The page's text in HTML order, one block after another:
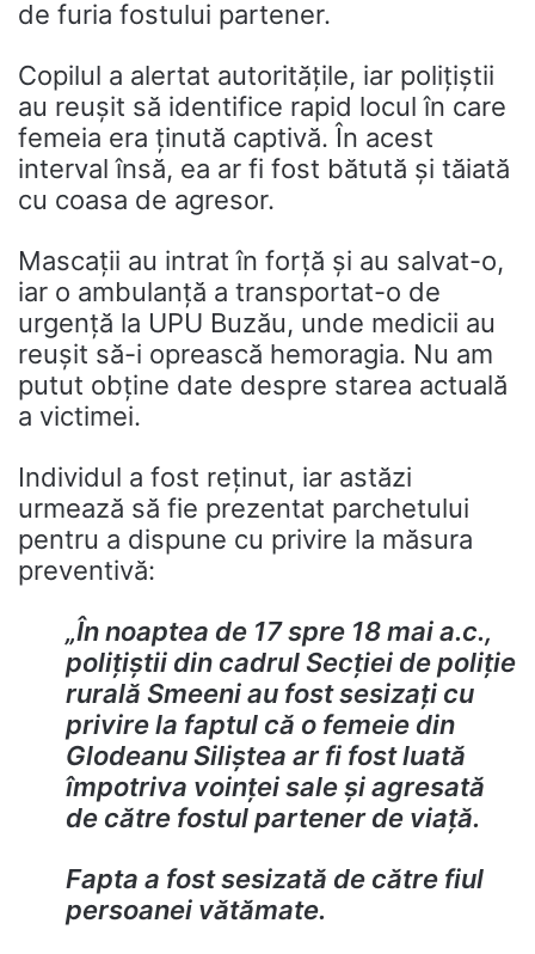
de furia fostului partener.
Copilul a alertat autoritățile, iar polițiștii
au reușit să identifice rapid locul în care
femeia era ținută captivă. În acest
interval însă, ea ar fi fost bătută și tăiată
cu coasa de agresor.
Mascații au intrat în forță și au salvat-o,
iar o ambulanță a transportat-o de
urgență la UPU Buzău, unde medicii au
reușit să-i oprească hemoragia. Nu am
putut obține date despre starea actuală
a victimei.
Individul a fost reținut, iar astăzi
urmează să fie prezentat parchetului
pentru a dispune cu privire la măsura
preventivă:
„În noaptea de 17 spre 18 mai a.c.,
polițiștii din cadrul Secției de poliție
rurală Smeeni au fost sesizați cu
privire la faptul că o femeie din
Glodeanu Siliștea ar fi fost luată
împotriva voinței sale și agresată
de către fostul partener de viață.
Fapta a fost sesizată de către fiul
persoanei vătămate.